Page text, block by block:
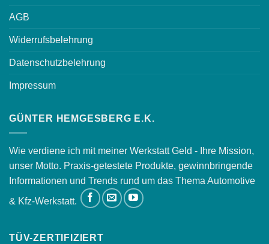
AGB
Widerrufsbelehrung
Datenschutzbelehrung
Impressum
GÜNTER HEMGESBERG E.K.
Wie verdiene ich mit meiner Werkstatt Geld - Ihre Mission,
unser Motto. Praxis-getestete Produkte, gewinnbringende
Informationen und Trends rund um das Thema Automotive
& Kfz-Werkstatt.
TÜV-ZERTIFIZIERT